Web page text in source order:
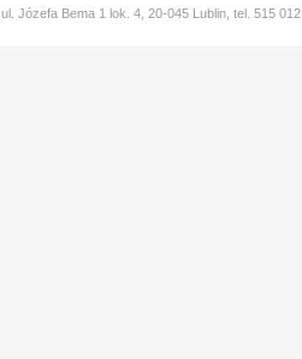
, ul. Józefa Bema 1 lok. 4, 20-045 Lublin, tel. 515